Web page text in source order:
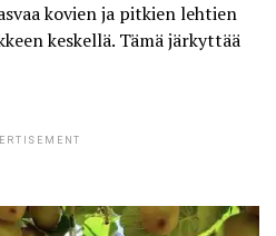
kovien ja pitkien lehtien
keskellä. Tämä järkyttää